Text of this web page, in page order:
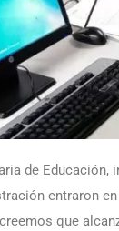
de Educación,
entraron
que